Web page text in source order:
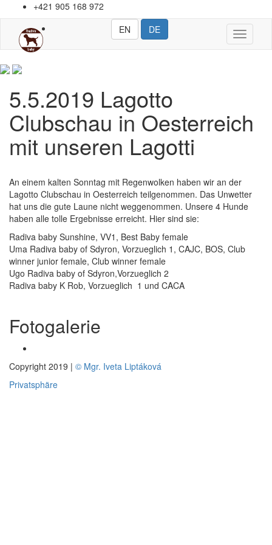
+421 905 168 972
Toggle
EN DE
5.5.2019 Lagotto
Clubschau in Oesterreich
mit unseren Lagotti
An einem kalten Sonntag mit Regenwolken haben wir an der
Lagotto Clubschau in Oesterreich teilgenommen. Das Unwetter
hat uns die gute Laune nicht weggenommen. Unsere 4 Hunde
haben alle tolle Ergebnisse erreicht. Hier sind sie:
Radiva baby Sunshine, VV1, Best Baby female
Uma Radiva baby of Sdyron, Vorzueglich 1, CAJC, BOS, Club
winner junior female, Club winner female
Ugo Radiva baby of Sdyron,Vorzueglich 2
Radiva baby K Rob, Vorzueglich 1 und CACA
Fotogalerie
Copyright 2019 | © Mgr. Iveta Liptáková
Privatsphäre